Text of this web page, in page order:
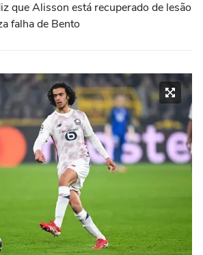
que Alisson está recuperado de lesão
falha de Bento